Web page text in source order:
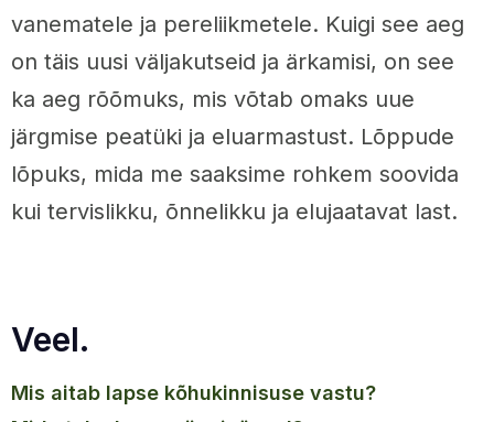
vanematele ja pereliikmetele. Kuigi see aeg
on täis uusi väljakutseid ja ärkamisi, on see
ka aeg rõõmuks, mis võtab omaks uue
järgmise peatüki ja eluarmastust. Lõppude
lõpuks, mida me saaksime rohkem soovida
kui tervislikku, õnnelikku ja elujaatavat last.
Veel.
mis aitab lapse kõhukinnisuse vastu?